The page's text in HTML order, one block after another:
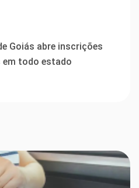
Goiás abre inscrições
todo estado